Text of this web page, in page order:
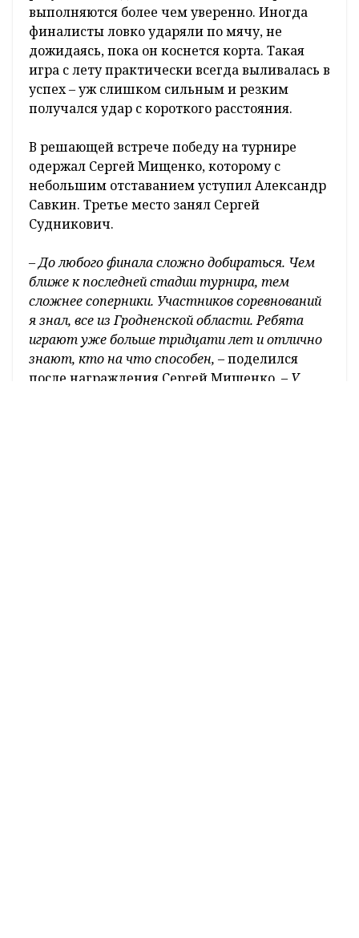
Чтобы добраться до финала, одних
полученных за долгие годы умений было
недостаточно. О важности хорошей
физической формы говорил темп игры,
который навязывали друг другу соперники.
постепенно набирал скорость, и тогда
спортсменам приходилось быстро
передвигаться по корту, сохраняя
концентрацию. Это удавалось не всем, и
тогда игрок, допустивший промедление в
ракеткой, обещая себе в следующей попытке
набрать очки.